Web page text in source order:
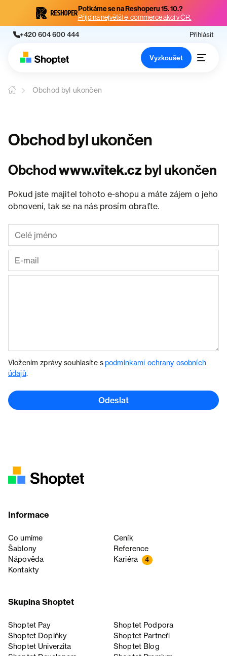
Potkáme se na Reshoperu 15. 10.?
Přijď na největší e-commerce akci v ČR.
+420 604 600 444 Přihlásit
Vyzkoušet
Obchod byl ukončen
Obchod byl ukončen
Obchodwww.vitek.cz byl ukončen
Pokud jste majitel tohoto e-shopu a máte zájem o jeho
obnovení, tak se na nás prosím obraťte.
Vložením zprávy souhlasíte spodmínkami ochrany osobních
údajů.
Odeslat
Informace
Co umíme
Ceník
Šablony
Reference
Nápověda
Kariéra 4
Kontakty
Skupina Shoptet
Shoptet Pay
Shoptet Podpora
Shoptet Doplňky
Shoptet Partneři
Shoptet Univerzita
Shoptet Blog